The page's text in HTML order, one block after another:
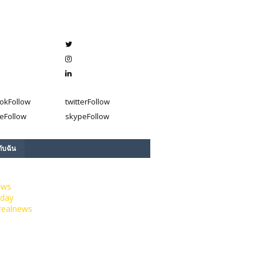
Follow twitterFollow
Follow skypeFollow
บฉัน